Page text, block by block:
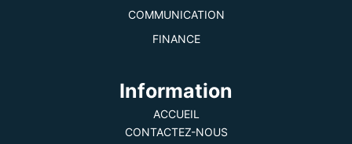
COMMUNICATION
FINANCE
Information
ACCUEIL
CONTACTEZ-NOUS